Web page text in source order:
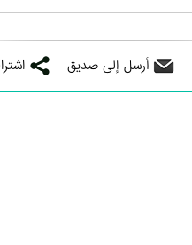
أرسل إلى صديق